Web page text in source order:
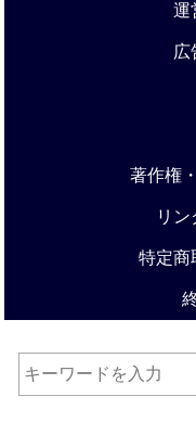
運
広
著作権
リ
特定商